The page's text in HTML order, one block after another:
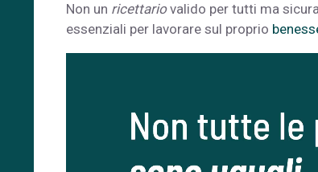
Non un ricettariovalido per tutti ma
essenziali per lavorare sul proprio